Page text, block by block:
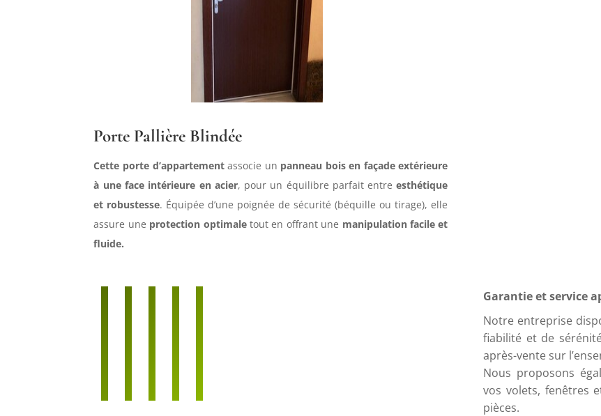
Porte Pallière Blindée
Cette porte d’appartementassocie un panneau bois en façade extérieure
à une face intérieure en acier, pour un équilibre parfait entreesthétique
et robustesse. Équipée d’une poignée de sécurité (béquille ou tirage), elle
assure une protection optimaletout en offrant une manipulation facile et
fluide.
Garantie et service
Notre entreprise
fiabilité et de
après-vente sur
Nous proposons
vos volets, fenêtres
pièces.